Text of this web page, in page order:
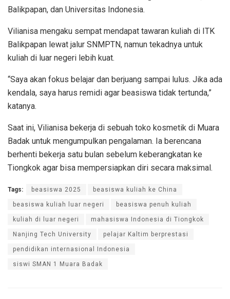
Balikpapan, dan Universitas Indonesia.
Vilianisa mengaku sempat mendapat tawaran kuliah di ITK
Balikpapan lewat jalur SNMPTN, namun tekadnya untuk
kuliah di luar negeri lebih kuat.
“Saya akan fokus belajar dan berjuang sampai lulus. Jika ada
kendala, saya harus remidi agar beasiswa tidak tertunda,”
katanya.
Saat ini, Vilianisa bekerja di sebuah toko kosmetik di Muara
Badak untuk mengumpulkan pengalaman. Ia berencana
berhenti bekerja satu bulan sebelum keberangkatan ke
Tiongkok agar bisa mempersiapkan diri secara maksimal.
Tags: beasiswa 2025 beasiswa kuliah ke China
beasiswa kuliah luar negeri beasiswa penuh kuliah
kuliah di luar negeri mahasiswa Indonesia di Tiongkok
Nanjing Tech University pelajar Kaltim berprestasi
pendidikan internasional Indonesia
siswi SMAN 1 Muara Badak